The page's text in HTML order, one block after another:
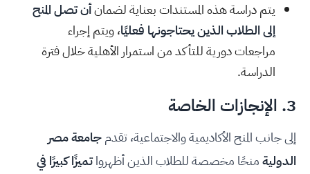
يتم دراسة هذه المستندات بعناية لضمانأن تصل المنح
إلى الطلاب الذين يحتاجونها فعليًا، ويتم إجراء
مراجعات دورية للتأكد من استمرار الأهلية خلال فترة
الدراسة.
3. الإنجازات الخاصة
إلى جانب المنح الأكاديمية والاجتماعية، تقدمجامعة مصر
الدوليةمنحًا مخصصة للطلاب الذين أظهرواتميزًا كبيرًا في